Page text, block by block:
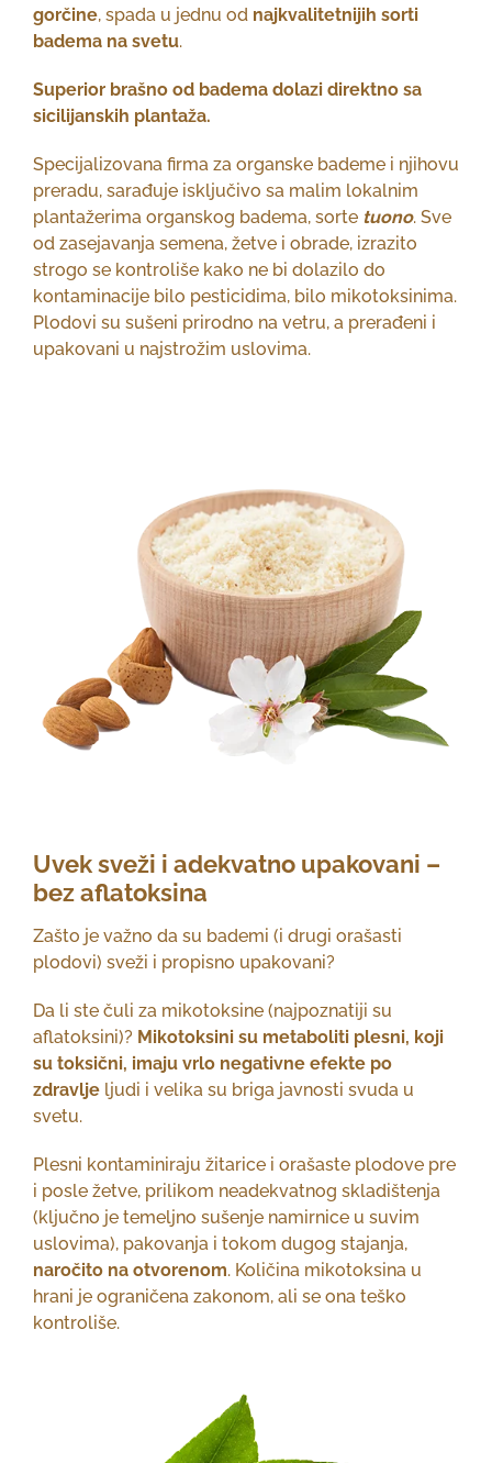
gorčine, spada u jednu od najkvalitetnijih sorti
badema na svetu.
Superior brašno od badema dolazi direktno sa
sicilijanskih plantaža.
Specijalizovana firma za organske bademe i njihovu
preradu, sarađuje isključivo sa malim lokalnim
plantažerima organskog badema, sorte tuono. Sve
od zasejavanja semena, žetve i obrade, izrazito
strogo se kontroliše kako ne bi dolazilo do
kontaminacije bilo pesticidima, bilo mikotoksinima.
Plodovi su sušeni prirodno na vetru, a prerađeni i
upakovani u najstrožim uslovima.
Uvek sveži i adekvatno upakovani –
bez aflatoksina
Zašto je važno da su bademi (i drugi orašasti
plodovi) sveži i propisno upakovani?
Da li ste čuli za mikotoksine (najpoznatiji su
aflatoksini)? Mikotoksini su metaboliti plesni, koji
su toksični, imaju vrlo negativne efekte po
zdravlje ljudi i velika su briga javnosti svuda u
svetu.
Plesni kontaminiraju žitarice i orašaste plodove pre
i posle žetve, prilikom neadekvatnog skladištenja
(ključno je temeljno sušenje namirnice u suvim
uslovima), pakovanja i tokom dugog stajanja,
naročito na otvorenom. Količina mikotoksina u
hrani je ograničena zakonom, ali se ona teško
kontroliše.